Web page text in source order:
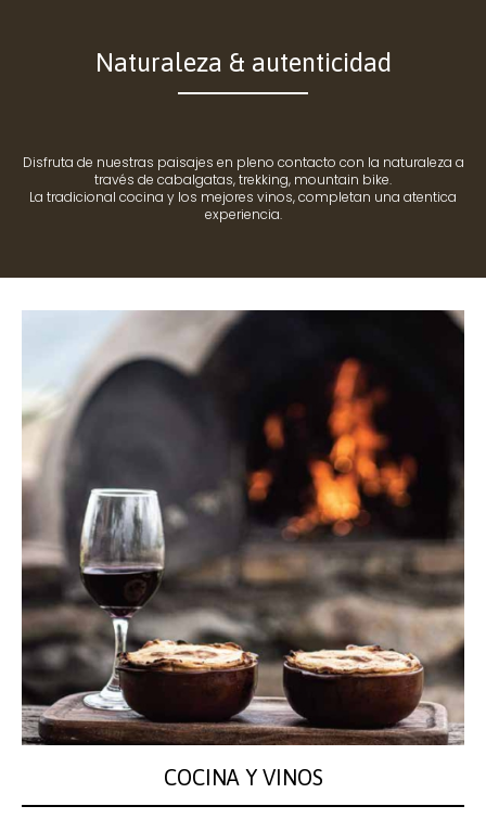
Naturaleza & autenticidad
Disfruta de nuestras paisajes en pleno contacto con la naturaleza a
través de cabalgatas, trekking, mountain bike.
La tradicional cocina y los mejores vinos, completan una atentica
experiencia.
COCINA Y VINOS